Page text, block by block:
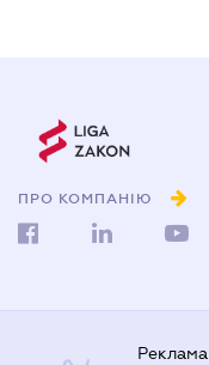
ПРО КОМПАНІЮ
Реклама